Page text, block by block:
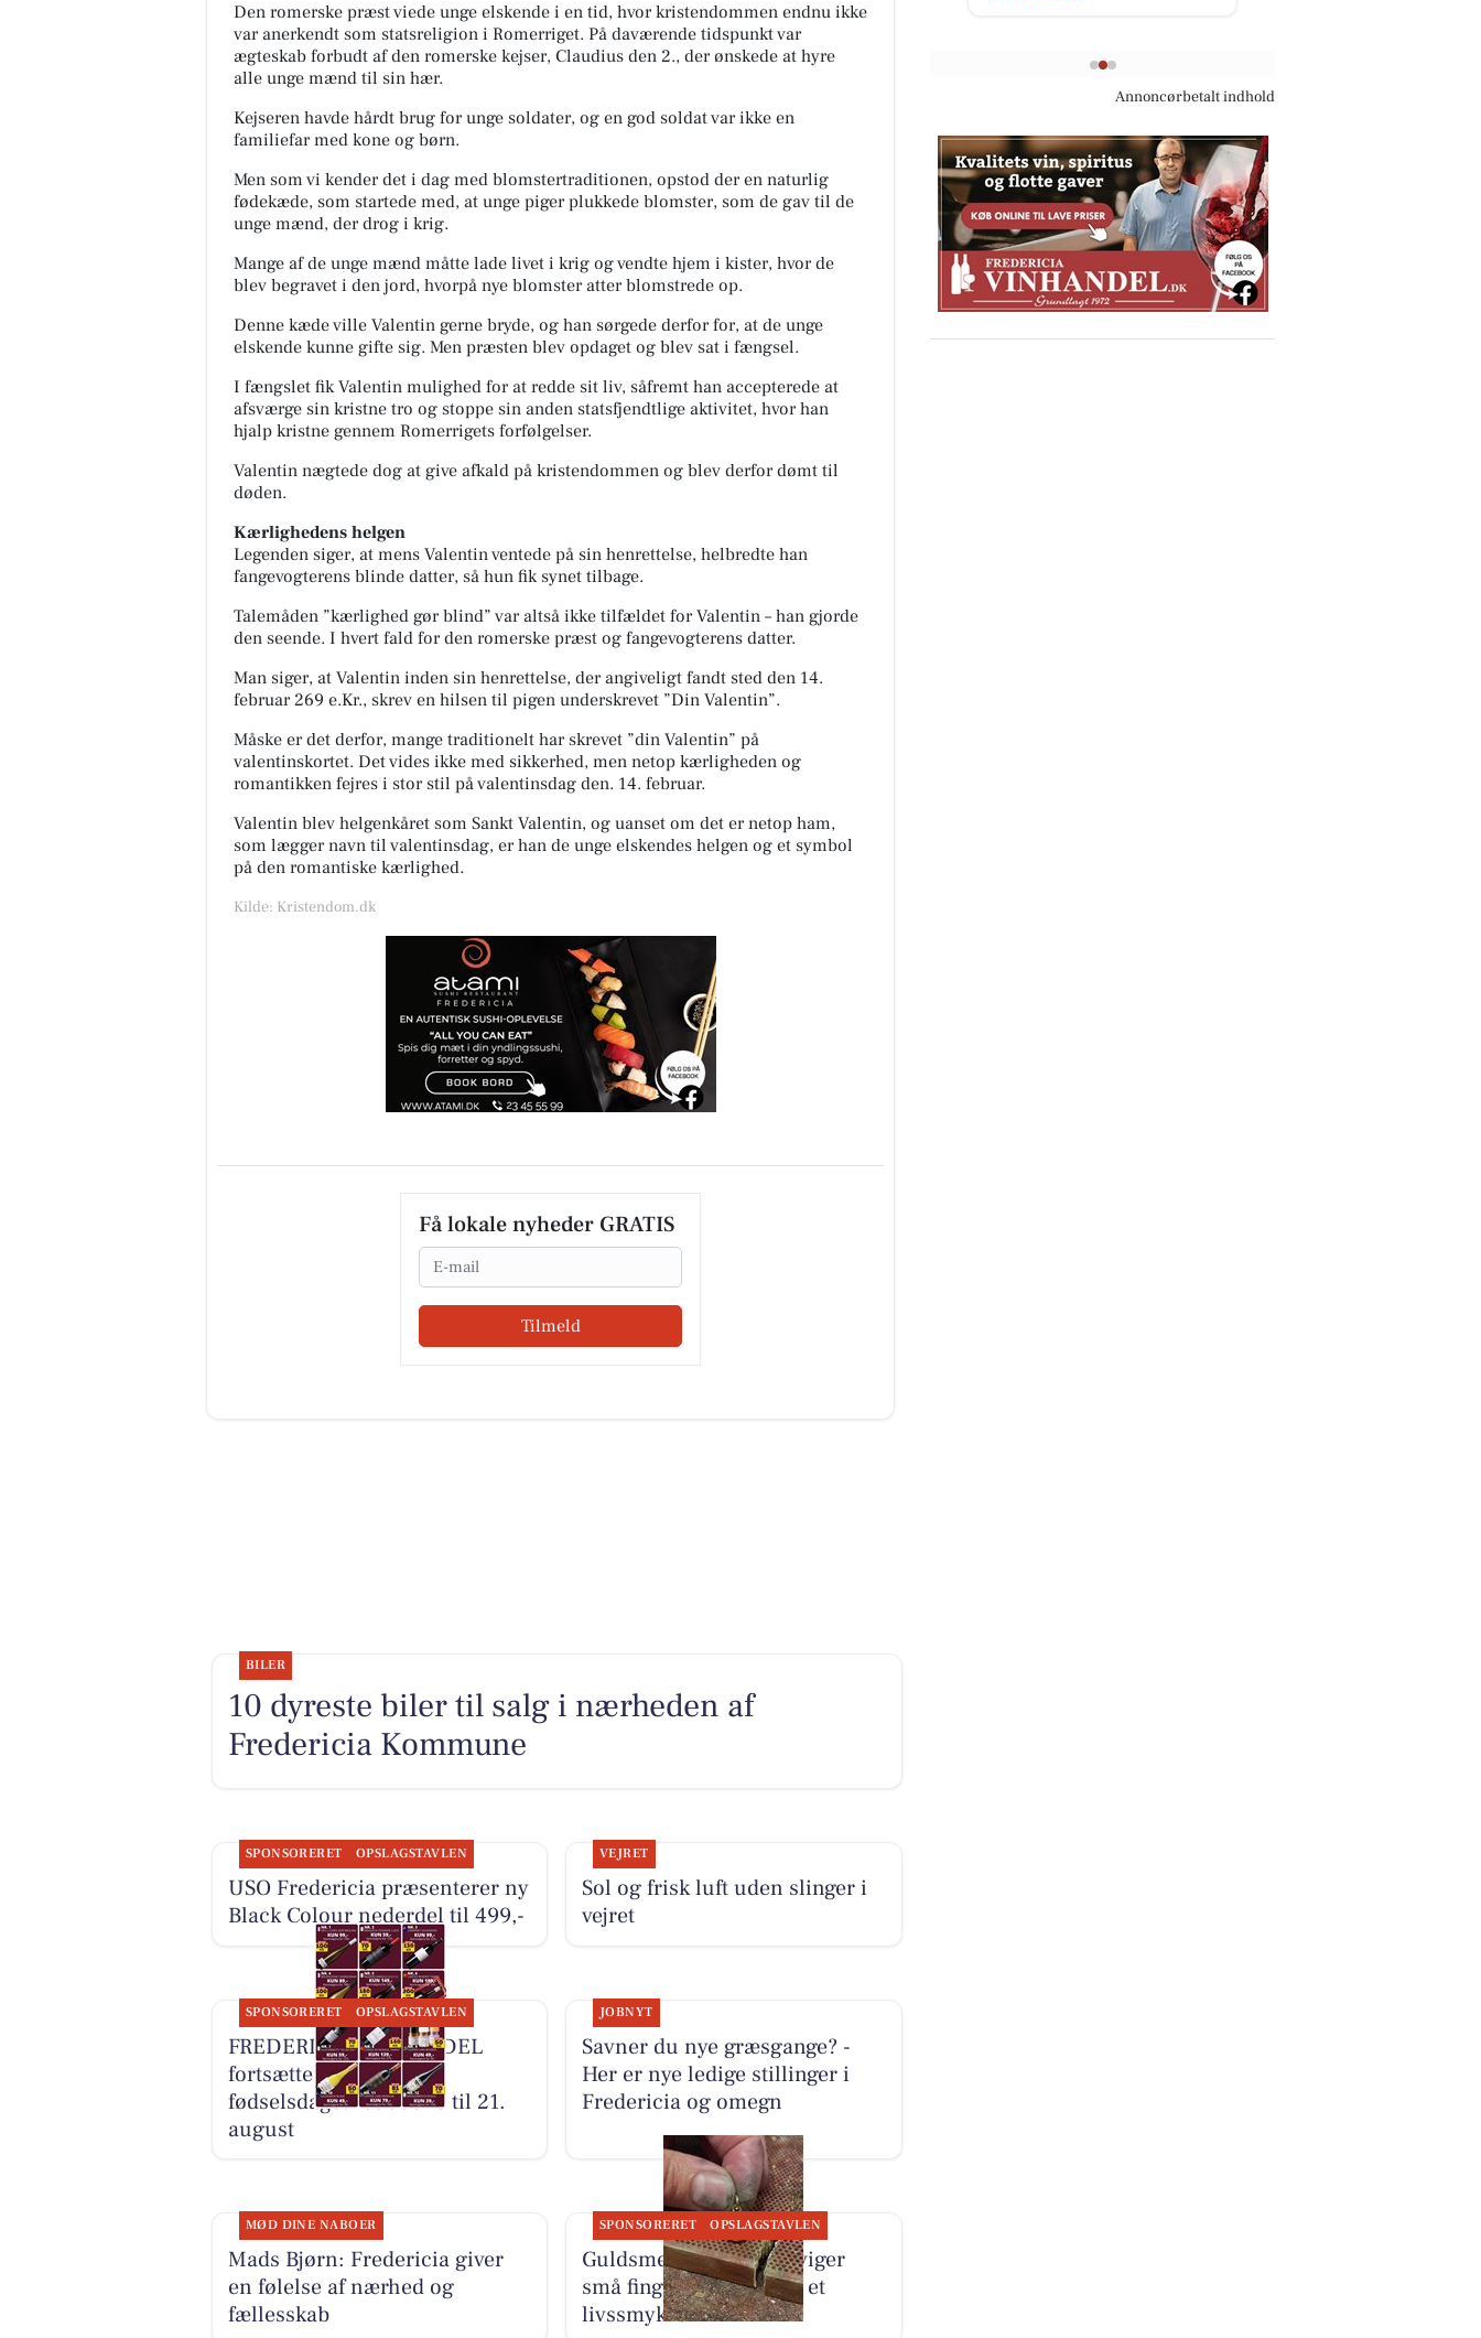
Den romerske præst viede unge elskende i en tid, hvor kristendommen endnu ikke
var anerkendt som statsreligion i Romerriget. På daværende tidspunkt var
ægteskab forbudt af den romerske kejser, Claudius den 2., der ønskede at hyre
alle unge mænd til sin hær.
Kejseren havde hårdt brug for unge soldater, og en god soldat var ikke en
familiefar med kone og børn.
Men som vi kender det i dag med blomstertraditionen, opstod der en naturlig
fødekæde, som startede med, at unge piger plukkede blomster, som de gav til de
unge mænd, der drog i krig.
Mange af de unge mænd måtte lade livet i krig og vendte hjem i kister, hvor de
blev begravet i den jord, hvorpå nye blomster atter blomstrede op.
Denne kæde ville Valentin gerne bryde, og han sørgede derfor for, at de unge
elskende kunne gifte sig. Men præsten blev opdaget og blev sat i fængsel.
I fængslet fik Valentin mulighed for at redde sit liv, såfremt han accepterede at
afsværge sin kristne tro og stoppe sin anden statsfjendtlige aktivitet, hvor han
hjalp kristne gennem Romerrigets forfølgelser.
Valentin nægtede dog at give afkald på kristendommen og blev derfor dømt til
døden.
Kærlighedens helgen
Legenden siger, at mens Valentin ventede på sin henrettelse, helbredte han
fangevogterens blinde datter, så hun fik synet tilbage.
Talemåden ”kærlighed gør blind” var altså ikke tilfældet for Valentin – han gjorde
den seende. I hvert fald for den romerske præst og fangevogterens datter.
Man siger, at Valentin inden sin henrettelse, der angiveligt fandt sted den 14.
februar 269 e.Kr., skrev en hilsen til pigen underskrevet ”Din Valentin”.
Måske er det derfor, mange traditionelt har skrevet ”din Valentin” på
valentinskortet. Det vides ikke med sikkerhed, men netop kærligheden og
romantikken fejres i stor stil på valentinsdag den. 14. februar.
Valentin blev helgenkåret som Sankt Valentin, og uanset om det er netop ham,
som lægger navn til valentinsdag, er han de unge elskendes helgen og et symbol
på den romantiske kærlighed.
Kilde: Kristendom.dk
Få lokale nyheder GRATIS
Email
Tilmeld
Annoncørbetalt indhold
BILER
10 dyreste biler til salg i nærheden af
Fredericia Kommune
SPONSORERET OPSLAGSTAVLEN
USO Fredericia præsenterer ny
Black Colour nederdel til 499,-
VEJRET
Sol og frisk luft uden slinger i
vejret
SPONSORERET OPSLAGSTAVLEN
FREDERICIA VINHANDEL
fortsætter
fødselsdagstilbuddene til 21.
august
JOBNYT
Savner du nye græsgange? -
Her er nye ledige stillinger i
Fredericia og omegn
MØD DINE NABOER
Mads Bjørn: Fredericia giver
en følelse af nærhed og
fællesskab
SPONSORERET OPSLAGSTAVLEN
Guldsmed Lütken foreviger
små fingre som aftryk i et
livssmykke